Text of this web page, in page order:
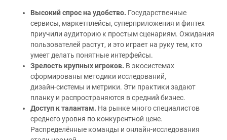
Высокий спрос на удобство. Государственные
сервисы, маркетплейсы, суперприложения и финтех
приучили аудиторию к простым сценариям. Ожидания
пользователей растут, и это играет на руку тем, кто
умеет делать понятные интерфейсы.
Зрелость крупных игроков. В экосистемах
сформированы методики исследований,
дизайн‑системы и метрики. Эти практики задают
планку и распространяются в средний бизнес.
Доступ к талантам. На рынке много специалистов
среднего уровня по конкурентной цене.
Распределённые команды и онлайн‑исследования